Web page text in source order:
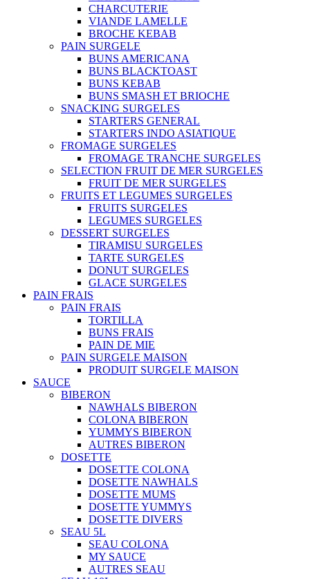
CHARCUTERIE
VIANDE LAMELLE
BROCHE KEBAB
PAIN SURGELE
BUNS AMERICANA
BUNS BLACKTOAST
BUNS KEBAB
BUNS SMASH ET BRIOCHE
SNACKING SURGELES
STARTERS GENERAL
STARTERS INDO ASIATIQUE
FROMAGE SURGELES
FROMAGE TRANCHE SURGELES
SELECTION FRUIT DE MER SURGELES
FRUIT DE MER SURGELES
FRUITS ET LEGUMES SURGELES
FRUITS SURGELES
LEGUMES SURGELES
DESSERT SURGELES
TIRAMISU SURGELES
TARTE SURGELES
DONUT SURGELES
GLACE SURGELES
PAIN FRAIS
PAIN FRAIS
TORTILLA
BUNS FRAIS
PAIN DE MIE
PAIN SURGELE MAISON
PRODUIT SURGELE MAISON
SAUCE
BIBERON
NAWHALS BIBERON
COLONA BIBERON
YUMMYS BIBERON
AUTRES BIBERON
DOSETTE
DOSETTE COLONA
DOSETTE NAWHALS
DOSETTE MUMS
DOSETTE YUMMYS
DOSETTE DIVERS
SEAU 5L
SEAU COLONA
MY SAUCE
AUTRES SEAU